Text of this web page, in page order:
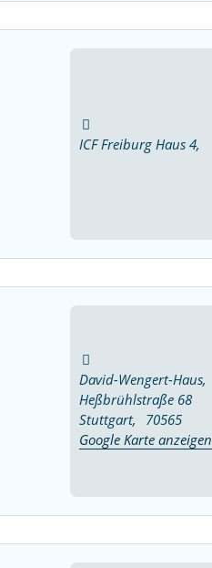
ICF Freiburg Haus 4,
David-Wengert-Haus,
Heßbrühlstraße 68
Stuttgart,
70565
Google Karte anzeigen